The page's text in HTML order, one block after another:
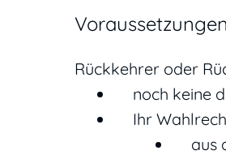
Voraussetzungen
Rückkehrer oder
noch keine
Ihr
aus